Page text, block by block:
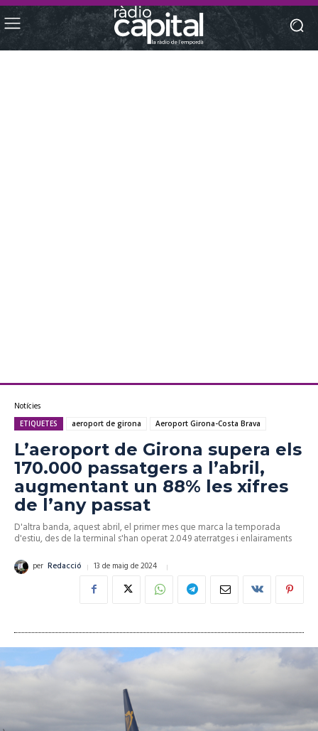
Notícies
ETIQUETES aeroport de girona Aeroport Girona-Costa Brava
L’aeroport de Girona supera els
170.000 passatgers a l’abril,
augmentant un 88% les xifres
de l’any passat
D'altra banda, aquest abril, el primer mes que marca la temporada
d'estiu, des de la terminal s'han operat 2.049 aterratges i enlairaments
per Redacció 13 de maig de 2024